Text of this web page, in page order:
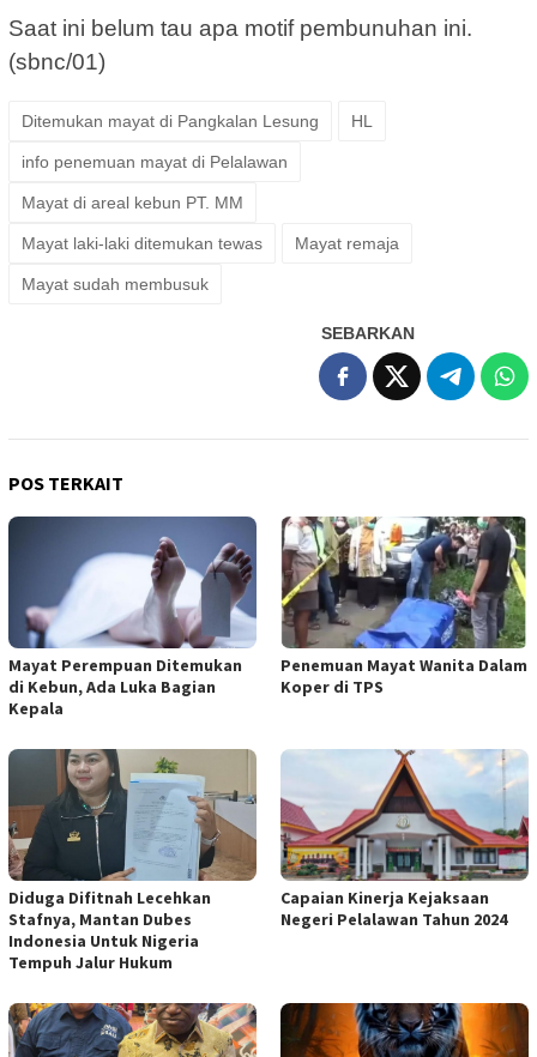
Saat ini belum tau apa motif pembunuhan ini.
(sbnc/01)
Ditemukan mayat di Pangkalan Lesung HL
info penemuan mayat di Pelalawan
Mayat di areal kebun PT. MM
Mayat laki-laki ditemukan tewas Mayat remaja
Mayat sudah membusuk
SEBARKAN
POS TERKAIT
Mayat Perempuan Ditemukan
di Kebun, Ada Luka Bagian
Kepala
Penemuan Mayat Wanita Dalam
Koper di TPS
Diduga Difitnah Lecehkan
Stafnya, Mantan Dubes
Indonesia Untuk Nigeria
Tempuh Jalur Hukum
Capaian Kinerja Kejaksaan
Negeri Pelalawan Tahun 2024